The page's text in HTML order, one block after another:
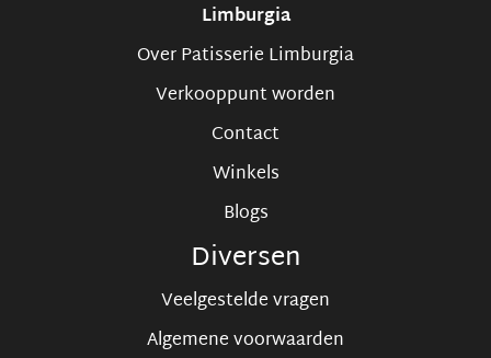
Limburgia
Over Patisserie Limburgia
Verkooppunt worden
Contact
Winkels
Blogs
Diversen
Veelgestelde vragen
Algemene voorwaarden